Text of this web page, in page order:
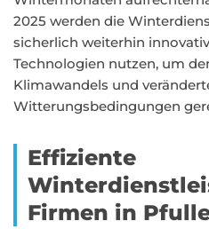
2025 werden die
sicherlich weiterhin
Technologien nutzen, um
Klimawandels und
Witterungsbedingungen
Effiziente
Firmen in